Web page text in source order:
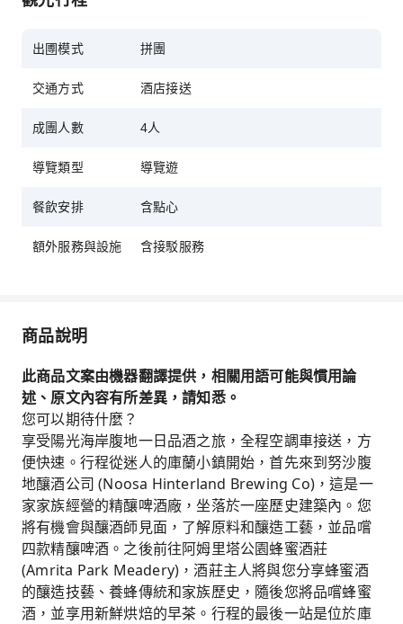
優美景色、美味小吃和紀念酒杯。
出圑模式 拼團
交通方式 酒店接送
成團人數 4人
導覽類型 導覽遊
餐飲安排 含點心
額外服務與設施 含接駁服務
商品說明
此商品文案由機器翻譯提供，相關用語可能與慣用論
述、原文內容有所差異，請知悉。
您可以期待什麼？
享受陽光海岸腹地一日品酒之旅，全程空調車接送，方
便快速。行程從迷人的庫蘭小鎮開始，首先來到努沙腹
地釀酒公司 (Noosa Hinterland Brewing Co)，這是一
家家族經營的精釀啤酒廠，坐落於一座歷史建築內。您
將有機會與釀酒師見面，了解原料和釀造工藝，並品嚐
四款精釀啤酒。之後前往阿姆里塔公園蜂蜜酒莊
(Amrita Park Meadery)，酒莊主人將與您分享蜂蜜酒
的釀造技藝、養蜂傳統和家族歷史，隨後您將品嚐蜂蜜
酒，並享用新鮮烘焙的早茶。行程的最後一站是位於庫